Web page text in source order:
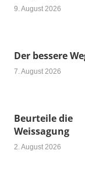
9. August 2026
Der bessere
7. August 2026
Beurteile die
Weissagung
2. August 2026